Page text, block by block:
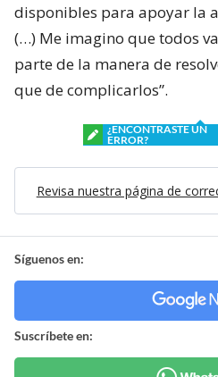
disponibles para apoyar la
(…) Me imagino que todos
parte de la manera de
que de complicarlos”.
¿ENCONTRASTE UN
ERROR?
Revisa nuestra página de
Síguenos en:
Suscríbete en: